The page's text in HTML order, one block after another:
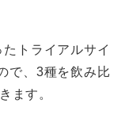
たトライアルサイ
で、3種を飲み比
ます。